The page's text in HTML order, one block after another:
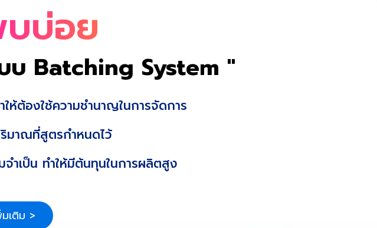
บ่อย
บ Batching System "
ห้ต้องใช้ความชำนาญในการจัดการ
มาณที่สูตรกำหนดไว้
ำเป็น ทำให้มีต้นทุนในการผลิตสูง
เติม >